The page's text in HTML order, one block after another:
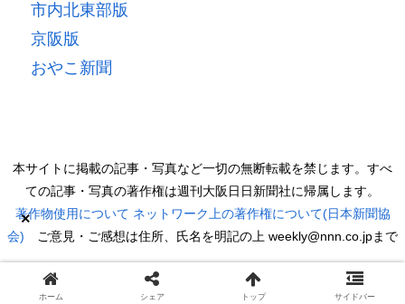
×
市内北東部版
京阪版
おやこ新聞
本サイトに掲載の記事・写真など一切の無断転載を禁じます。すべ
ての記事・写真の著作権は週刊大阪日日新聞社に帰属します。
著作物使用について ネットワーク上の著作権について(日本新聞協
会) ご意見・ご感想は住所、氏名を明記の上 weekly@nnn.co.jpまで
Copyright © 2022 週刊大阪日日新聞 All Rights Reserved.
ホーム シェア トップ サイドバー